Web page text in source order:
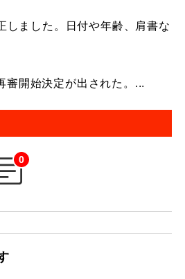
しました。日付や年齢、肩書な
開始決定が出された。...
0